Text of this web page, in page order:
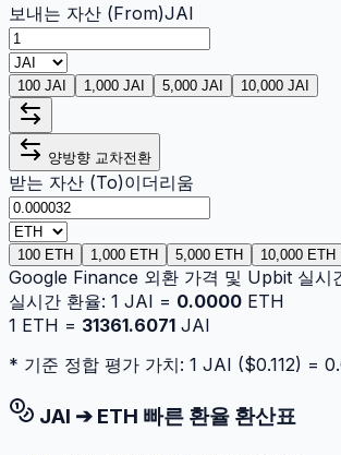
보내는 자산 (From)JAI
100 JAI 1,000 JAI 5,000 JAI 10,000 JAI
양방향 교차전환
받는 자산 (To)이더리움
100 ETH 1,000 ETH 5,000 ETH 10,000 ETH
Google Finance 외환 가격 및 Upbit 실시
실시간 환율: 1 JAI = 0.0000 ETH
1 ETH = 31361.6071 JAI
* 기준 정합 평가 가치: 1 JAI ($0.112) =
JAI ➔ ETH 빠른 환율 환산표